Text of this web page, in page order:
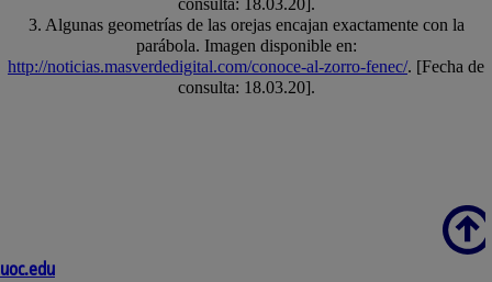
consulta: 18.03.20].
3. Algunas geometrías de las orejas encajan exactamente con la
parábola. Imagen disponible en:
http://noticias.masverdedigital.com/conoce-al-zorro-fenec/. [Fecha de
consulta: 18.03.20].
Scroll
uoc.edu